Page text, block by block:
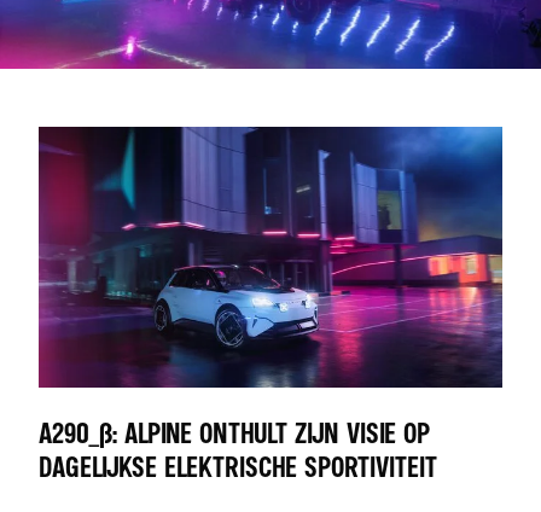
A290_Β: ALPINE ONTHULT ZIJN VISIE OP
DAGELIJKSE ELEKTRISCHE SPORTIVITEIT